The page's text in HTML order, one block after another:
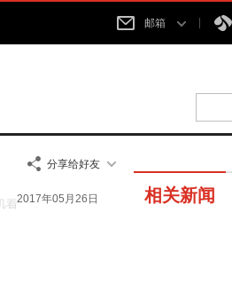
邮箱
分享给好友
2017年05月26日 相关新闻